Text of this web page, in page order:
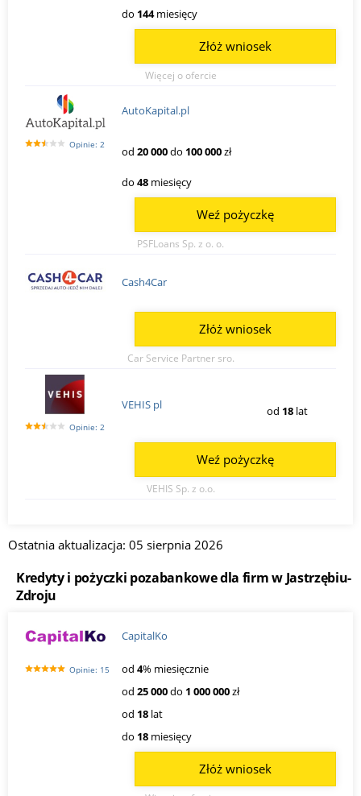
do 144miesięcy
Więcej o ofercie
Złóż wniosek
Opinie: 2
AutoKapital.pl
od 20 000do 100 000zł
do 48 miesięcy
PSFLoans Sp. z o. o.
Weź pożyczkę
Cash4Car
Car Service Partner sro.
Złóż wniosek
Opinie: 2
VEHIS pl od 18 lat
VEHIS Sp. z o.o.
Weź pożyczkę
Ostatnia aktualizacja: 05 sierpnia 2026
Kredyty i pożyczki pozabankowe dla firm w Jastrzębiu-
Zdroju
Opinie: 15
CapitalKo
od 4% miesięcznie
od 25 000do 1 000 000zł
od 18 lat
do 18 miesięcy
Złóż wniosek